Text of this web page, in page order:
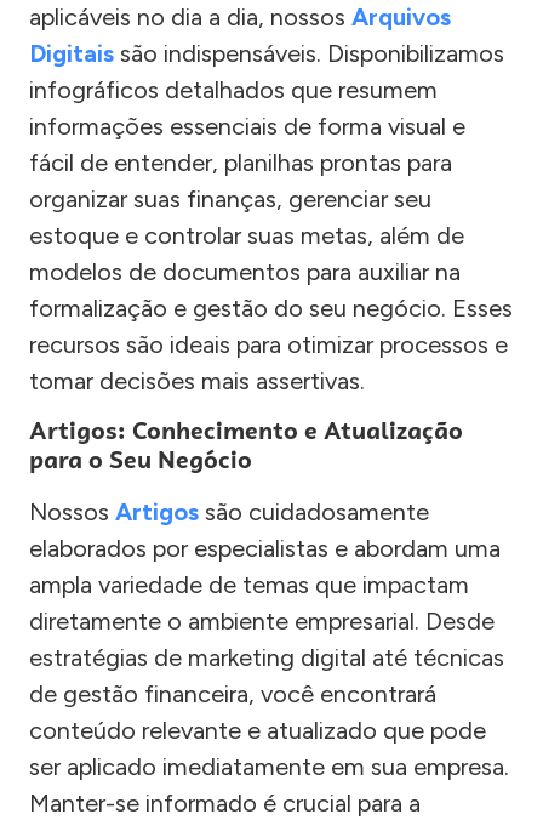
aplicáveis no dia a dia, nossos Arquivos
Digitais são indispensáveis. Disponibilizamos
infográficos detalhados que resumem
informações essenciais de forma visual e
fácil de entender, planilhas prontas para
organizar suas finanças, gerenciar seu
estoque e controlar suas metas, além de
modelos de documentos para auxiliar na
formalização e gestão do seu negócio. Esses
recursos são ideais para otimizar processos e
tomar decisões mais assertivas.
Artigos: Conhecimento e Atualização
para o Seu Negócio
Nossos Artigos são cuidadosamente
elaborados por especialistas e abordam uma
ampla variedade de temas que impactam
diretamente o ambiente empresarial. Desde
estratégias de marketing digital até técnicas
de gestão financeira, você encontrará
conteúdo relevante e atualizado que pode
ser aplicado imediatamente em sua empresa.
Manter-se informado é crucial para a